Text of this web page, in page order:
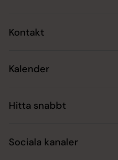
Kontakt
Kalender
Hitta snabbt
Sociala kanaler